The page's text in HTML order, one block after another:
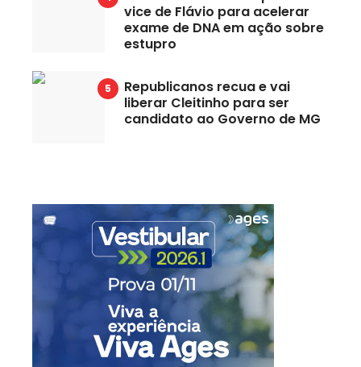
vice de Flávio para acelerar
exame de DNA em ação sobre
estupro
Republicanos recua e vai
liberar Cleitinho para ser
candidato ao Governo de MG